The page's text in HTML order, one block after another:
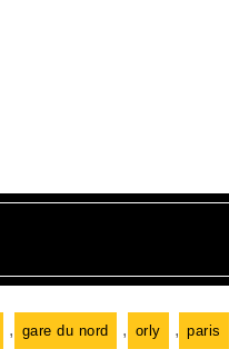
, gare du nord , orly , paris